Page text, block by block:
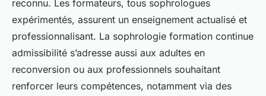
reconnu. Les formateurs, tous sophrologues
expérimentés, assurent un enseignement actualisé et
professionnalisant. La sophrologie formation continue
admissibilité s’adresse aussi aux adultes en
reconversion ou aux professionnels souhaitant
renforcer leurs compétences, notamment via des